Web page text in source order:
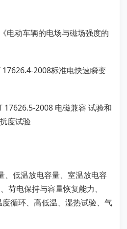
电动车辆的电场与磁场强度的
2008标准电快速瞬变
2008 电磁兼容 试验和
度试验
、低温放电容量、室温放电容
荷电保持与容量恢复能力、
度循环、高低温、湿热试验、气